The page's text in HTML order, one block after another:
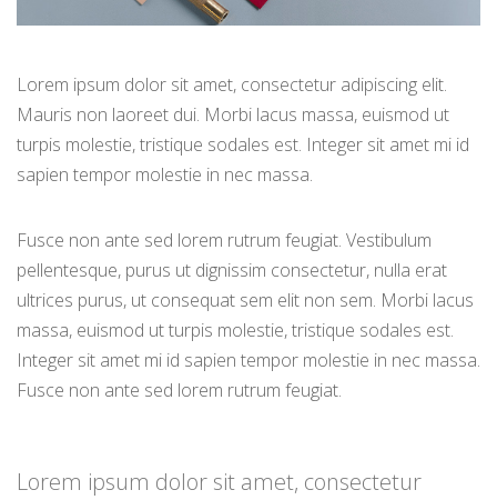
Lorem ipsum dolor sit amet, consectetur adipiscing elit.
Mauris non laoreet dui. Morbi lacus massa, euismod ut
turpis molestie, tristique sodales est. Integer sit amet mi id
sapien tempor molestie in nec massa.
Fusce non ante sed lorem rutrum feugiat. Vestibulum
pellentesque, purus ut dignissim consectetur, nulla erat
ultrices purus, ut consequat sem elit non sem. Morbi lacus
massa, euismod ut turpis molestie, tristique sodales est.
Integer sit amet mi id sapien tempor molestie in nec massa.
Fusce non ante sed lorem rutrum feugiat.
Lorem ipsum dolor sit amet, consectetur